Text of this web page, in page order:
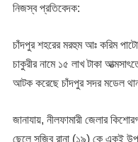
নিজস্ব প্রতিবেদক:
চাঁদপুর শহরের মরহুম আঃ করিম
চাকুরীর নামে ১৫ লাখ টাকা
আটক করেছে চাঁদপুর সদর মডেল
জানাযায়, নীলফামারী জেলার
ছেলে সজিব রানা (১৯) কে একই